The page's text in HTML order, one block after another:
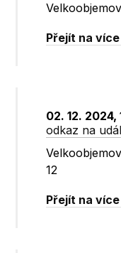
Přejít na
02. 12.
odkaz na
12
Přejít na